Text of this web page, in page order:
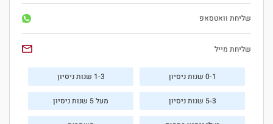
שליחת וואטסאפ
שליחת מייל
0-1 שנות ניסיון 1-3 שנות ניסיון
5-3 שנות ניסיון מעל 5 שנות ניסיון